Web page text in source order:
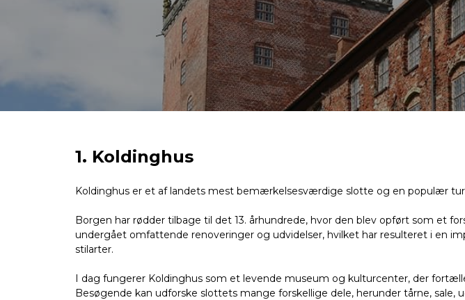
1. Koldinghus
Koldinghus er et af landets mest bemærkelsesværdige slotte og en populær
Borgen har rødder tilbage til det 13. århundrede, hvor den blev opført som et
undergået omfattende renoveringer og udvidelser, hvilket har resulteret i en
stilarter.
I dag fungerer Koldinghus som et levende museum og kulturcenter, der
Besøgende kan udforske slottets mange forskellige dele, herunder tårne,